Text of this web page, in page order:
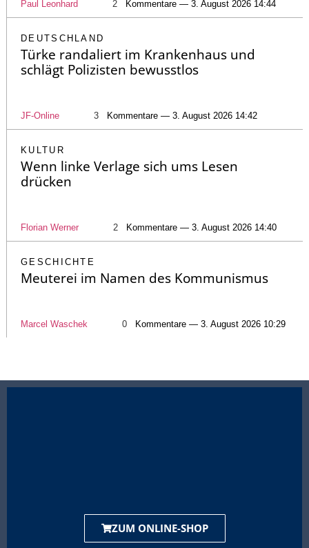
Paul Leonhard 2 Kommentare — 3. August 2026 14:44
DEUTSCHLAND
Türke randaliert im Krankenhaus und
schlägt Polizisten bewusstlos
JF-Online 3 Kommentare — 3. August 2026 14:42
KULTUR
Wenn linke Verlage sich ums Lesen
drücken
Florian Werner 2 Kommentare — 3. August 2026 14:40
GESCHICHTE
Meuterei im Namen des Kommunismus
Marcel Waschek 0 Kommentare — 3. August 2026 10:29
ZUM ONLINE-SHOP